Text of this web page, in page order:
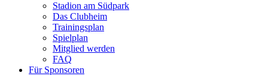
Stadion am Südpark
Das Clubheim
Trainingsplan
Spielplan
Mitglied werden
FAQ
Für Sponsoren